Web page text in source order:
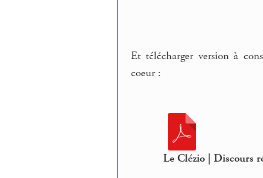
Et télécharger version à
coeur :
Le Clézio | Discours